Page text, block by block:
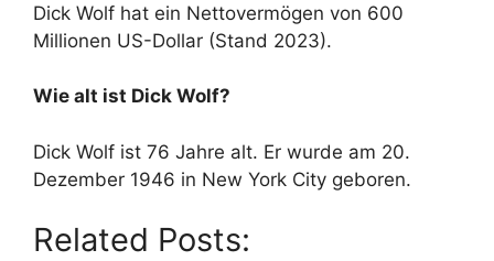
Dick Wolf hat ein Nettovermögen von 600
Millionen US-Dollar (Stand 2023).
Wie alt ist Dick Wolf?
Dick Wolf ist 76 Jahre alt. Er wurde am 20.
Dezember 1946 in New York City geboren.
Related Posts: